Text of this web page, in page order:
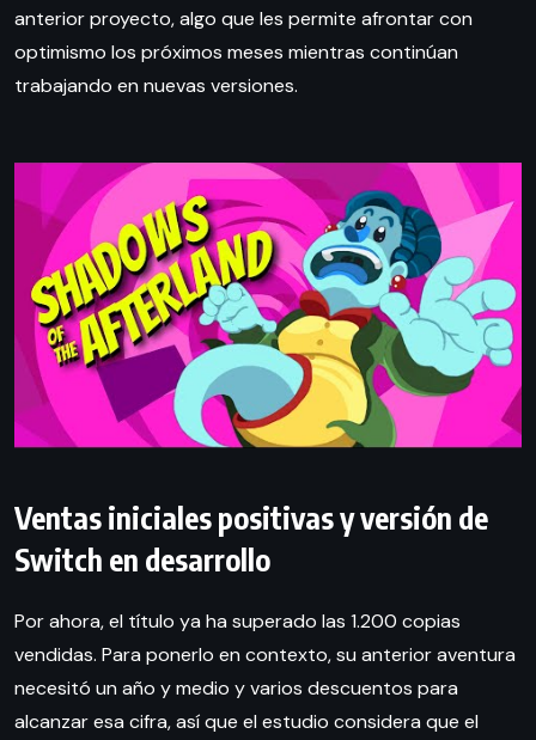
anterior proyecto, algo que les permite afrontar con
optimismo los próximos meses mientras continúan
trabajando en nuevas versiones.
Ventas iniciales positivas y versión de
Switch en desarrollo
Por ahora, el título ya ha superado las 1.200 copias
vendidas. Para ponerlo en contexto, su anterior aventura
necesitó un año y medio y varios descuentos para
alcanzar esa cifra, así que el estudio considera que el